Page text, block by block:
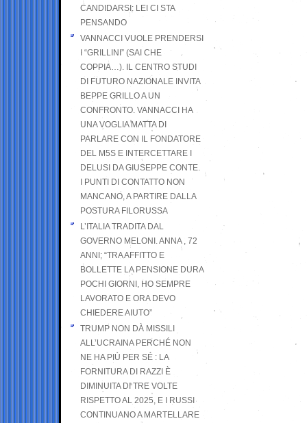
CANDIDARSI: LEI CI STA
PENSANDO
VANNACCI VUOLE PRENDERSI
I “GRILLINI” (SAI CHE
COPPIA…). IL CENTRO STUDI
DI FUTURO NAZIONALE INVITA
BEPPE GRILLO A UN
CONFRONTO. VANNACCI HA
UNA VOGLIA MATTA DI
PARLARE CON IL FONDATORE
DEL M5S E INTERCETTARE I
DELUSI DA GIUSEPPE CONTE.
I PUNTI DI CONTATTO NON
MANCANO, A PARTIRE DALLA
POSTURA FILORUSSA
L’ITALIA TRADITA DAL
GOVERNO MELONI. ANNA , 72
ANNI; “TRA AFFITTO E
BOLLETTE LA PENSIONE DURA
POCHI GIORNI, HO SEMPRE
LAVORATO E ORA DEVO
CHIEDERE AIUTO”
TRUMP NON DÀ MISSILI
ALL’UCRAINA PERCHÉ NON
NE HA PIÙ PER SÉ : LA
FORNITURA DI RAZZI È
DIMINUITA DI TRE VOLTE
RISPETTO AL 2025, E I RUSSI
CONTINUANO A MARTELLARE